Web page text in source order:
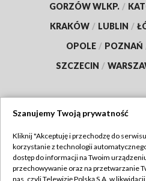
GORZÓW WLKP. /
KRAKÓW / LUBLIN /
OPOLE / POZNAŃ
SZCZECIN /
Abonament TVP
Szanujemy Twoją prywatność
Kliknij "Akceptuję i przechodzę do
korzystanie z technologii
dostęp do informacji na Twoim
przechowywanie oraz na przetwarzanie
nas, czyli Telewizję Polską S.A. w